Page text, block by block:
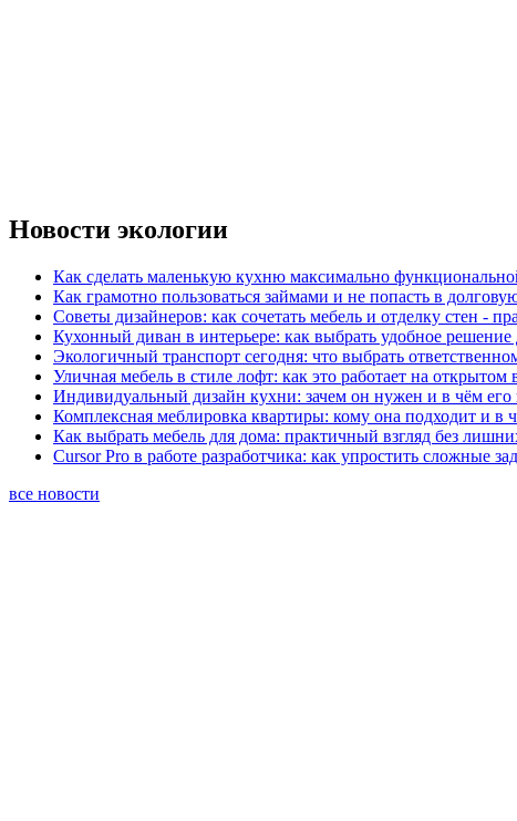
Новости экологии
Как сделать маленькую кухню максимально
Как грамотно пользоваться займами и не попасть в
Советы дизайнеров: как сочетать мебель и отделку стен -
Кухонный диван в интерьере: как выбрать удобное решение
Экологичный транспорт сегодня: что выбрать
Уличная мебель в стиле лофт: как это работает на открытом
Индивидуальный дизайн кухни: зачем он нужен и в чём его
Комплексная меблировка квартиры: кому она подходит и в
Как выбрать мебель для дома: практичный взгляд без
Cursor Pro в работе разработчика: как упростить сложные
все новости